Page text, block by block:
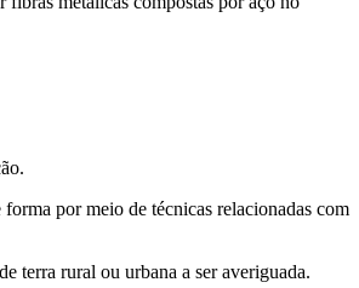
por meio de técnicas relacionadas com
terra rural ou urbana a ser averiguada.